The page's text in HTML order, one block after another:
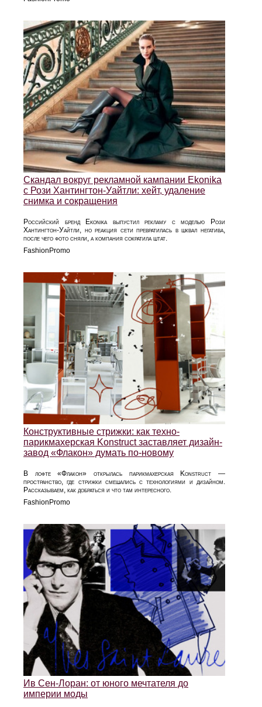
Скандал вокруг рекламной кампании Ekonika
с Рози Хантингтон‑Уайтли: хейт, удаление
снимка и сокращения
Российский бренд Ekonika выпустил рекламу с моделью Рози
Хантингтон‑Уайтли, но реакция сети превратилась в шквал негатива,
после чего фото сняли, а компания сократила штат.
FashionPromo
Конструктивные стрижки: как техно-
парикмахерская Konstruct заставляет дизайн-
завод «Флакон» думать по-новому
В лофте «Флакон» открылась парикмахерская Konstruct —
пространство, где стрижки смешались с технологиями и дизайном.
Рассказываем, как добраться и что там интересного.
FashionPromo
Ив Сен-Лоран: от юного мечтателя до
империи моды